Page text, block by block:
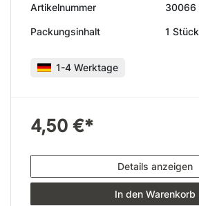
Artikelnummer 30066
Packungsinhalt 1 Stück
1-4 Werktage
4,50 €*
Details anzeigen
In den Warenkorb